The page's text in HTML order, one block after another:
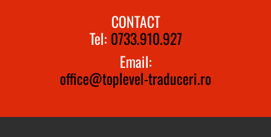
CONTACT
Tel: 0733.910.927
Email:
office@toplevel-traduceri.ro